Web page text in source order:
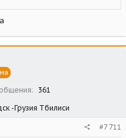
361
-Грузия Тбилиси
#7 711